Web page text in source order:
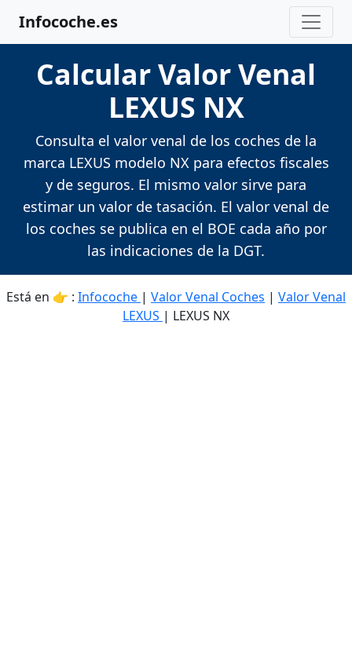
Infocoche.es
Calcular Valor Venal
LEXUS NX
Consulta el valor venal de los coches de la
marca LEXUS modelo NX para efectos fiscales
y de seguros. El mismo valor sirve para
estimar un valor de tasación. El valor venal de
los coches se publica en el BOE cada año por
las indicaciones de la DGT.
Está en 👉 : Infocoche | Valor Venal Coches | Valor Venal
LEXUS | LEXUS NX